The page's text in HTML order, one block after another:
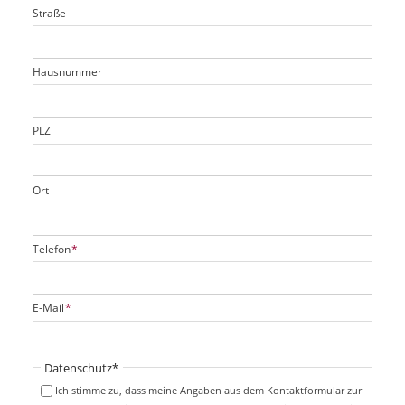
t
r
d
f
e
d
i
c
t
f
d
Straße
Hausnummer
PLZ
Ort
P
f
i
c
t
f
Telefon*
P
f
i
E-Mail*
Pflichtfeld
Datenschutz*
Ich stimme zu, dass meine Angaben aus dem Kontaktformular zur